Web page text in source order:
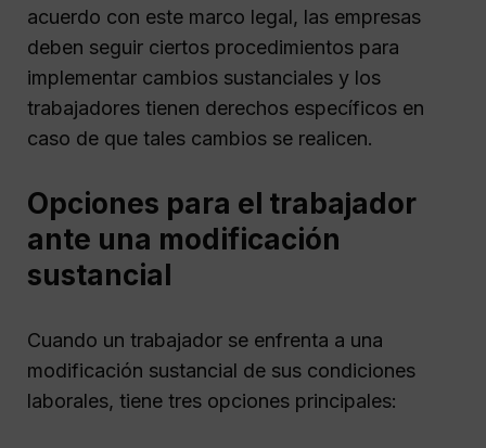
acuerdo con este marco legal, las empresas
deben seguir ciertos procedimientos para
implementar cambios sustanciales y los
trabajadores tienen derechos específicos en
caso de que tales cambios se realicen.
Opciones para el trabajador
ante una modificación
sustancial
Cuando un trabajador se enfrenta a una
modificación sustancial de sus condiciones
laborales, tiene tres opciones principales: